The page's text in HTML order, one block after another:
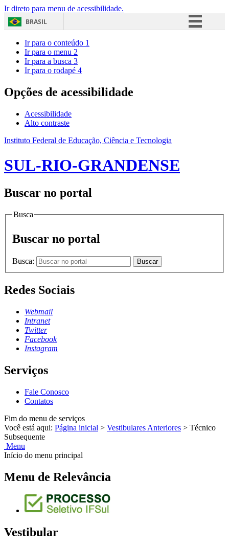
Ir direto para menu de acessibilidade.
BRASIL
Acesso à informação
Ir para o conteúdo 1
Ir para o menu 2
Ir para a busca 3
Ir para o rodapé 4
Opções de acessibilidade
Acessibilidade
Alto contraste
Instituto Federal de Educação, Ciência e Tecnologia
SUL-RIO-GRANDENSE
Buscar no portal
Busca
Buscar no portal
Busca: Buscar
Redes Sociais
Webmail
Intranet
Twitter
Facebook
Instagram
Serviços
Fale Conosco
Contatos
Fim do menu de serviços
Você está aqui: Página inicial > Vestibulares Anteriores > Técnico
Subsequente
Menu
Início do menu principal
Menu de Relevância
Vestibular